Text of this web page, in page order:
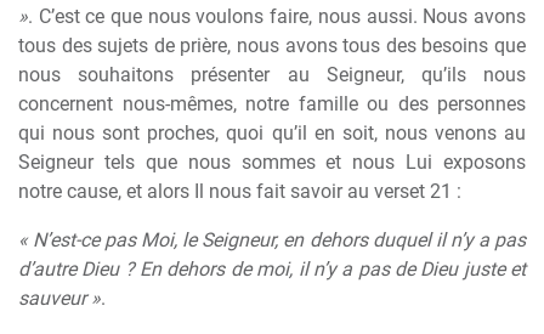
». C’est ce que nous voulons faire, nous aussi. Nous avons
tous des sujets de prière, nous avons tous des besoins que
nous souhaitons présenter au Seigneur, qu’ils nous
concernent nous-mêmes, notre famille ou des personnes
qui nous sont proches, quoi qu’il en soit, nous venons au
Seigneur tels que nous sommes et nous Lui exposons
notre cause, et alors Il nous fait savoir au verset 21 :
« N’est-ce pas Moi, le Seigneur, en dehors duquel il n’y a pas
d’autre Dieu ? En dehors de moi, il n’y a pas de Dieu juste et
sauveur ».